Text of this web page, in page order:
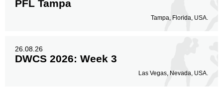
PFL Tampa
Tampa, Florida, USA.
26.08.26
DWCS 2026: Week 3
Las Vegas, Nevada, USA.